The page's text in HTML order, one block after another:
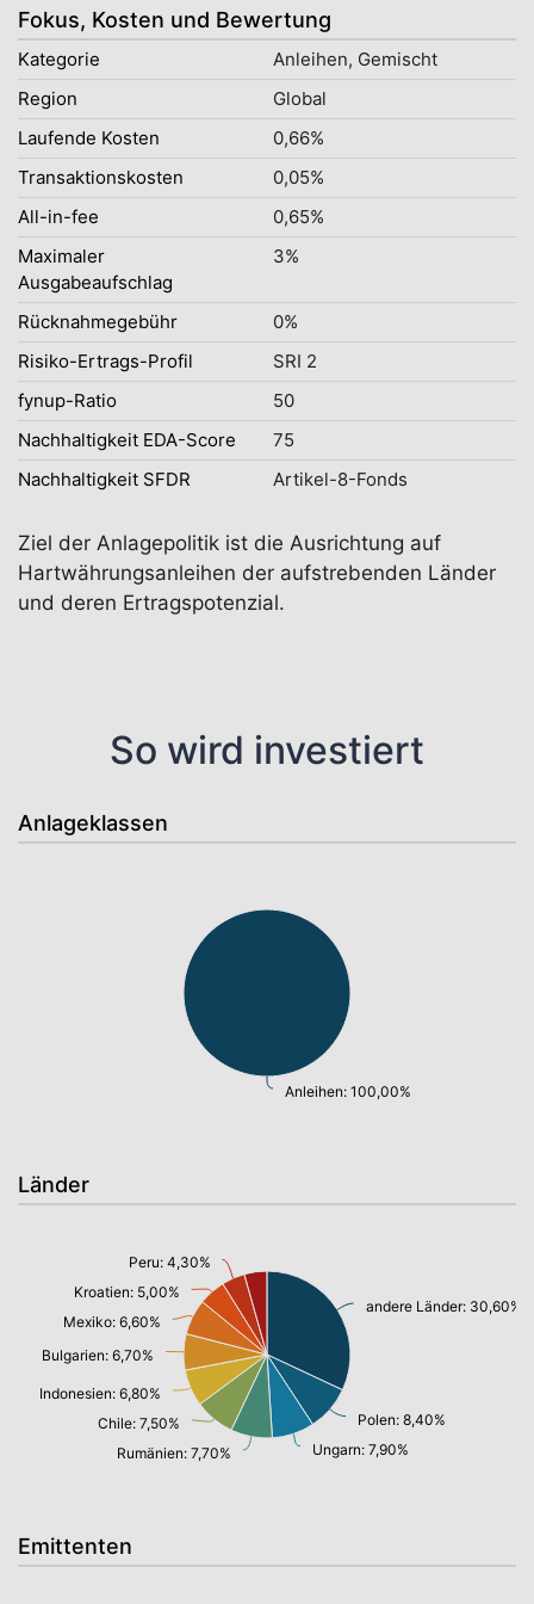
Fokus, Kosten und Bewertung
Kategorie
Anleihen, Gemischt
Region
Global
Laufende Kosten
0,66%
Transaktionskosten
0,05%
All-in-fee
0,65%
Maximaler
Ausgabeaufschlag
3%
Rücknahmegebühr
0%
Risiko-Ertrags-Profil
SRI 2
fynup-Ratio
50
Nachhaltigkeit EDA-Score
75
Nachhaltigkeit SFDR
Artikel-8-Fonds
Ziel der Anlagepolitik ist die Ausrichtung auf
Hartwährungsanleihen der aufstrebenden Länder
und deren Ertragspotenzial.
So wird investiert
Anlageklassen
Anleihen: 100,00%
Länder
andere Länder: 30,60%
Polen: 8,40%
Ungarn: 7,90%
Rumänien: 7,70%
Chile: 7,50%
Indonesien: 6,80%
Bulgarien: 6,70%
Mexiko: 6,60%
Kroatien: 5,00%
Peru: 4,30%
Emittenten